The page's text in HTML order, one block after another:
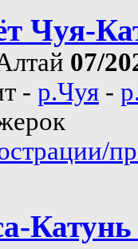
Чуя-
07/
- р.Чуя -
Катунь